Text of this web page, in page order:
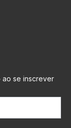
ao se inscrever